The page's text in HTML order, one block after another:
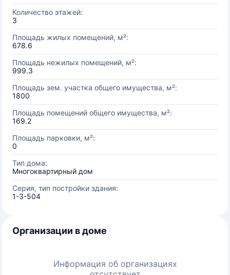
Количество этажей:
3
Площадь жилых помещений, м²:
678.6
Площадь нежилых помещений, м²:
999.3
Площадь зем. участка общего имущества, м²:
1800
Площадь помещений общего имущества, м²:
169.2
Площадь парковки, м²:
0
Тип дома:
Многоквартирный дом
Серия, тип постройки здания:
1-3-504
Организации в доме
Информация об организациях